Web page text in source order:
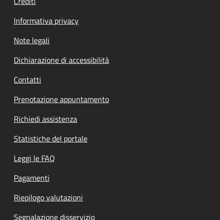
Informativa privacy
Note legali
Dichiarazione di accessibilità
Contatti
Prenotazione appuntamento
Richiedi assistenza
Statistiche del portale
Leggi le FAQ
Pagamenti
Riepilogo valutazioni
Segnalazione disservizio